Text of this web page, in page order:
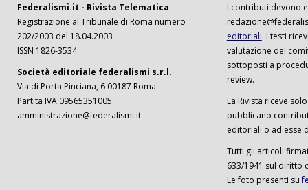
Federalismi.it - Rivista Telematica
Registrazione al Tribunale di Roma numero
202/2003 del 18.04.2003
ISSN 1826-3534
Società editoriale federalismi s.r.l.
Via di Porta Pinciana, 6 00187 Roma
Partita IVA 09565351005
amministrazione@federalismi.it
I contributi devono
editoriali. I testi
valutazione del
sottoposti a
review.
La Rivista riceve
pubblicano
editoriali o ad esse
Tutti gli articoli
633/1941 sul diritto
Le foto presenti su